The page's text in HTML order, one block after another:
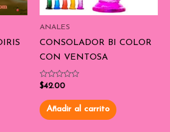
ANALES
CONSOLADOR BI COLOR
CON VENTOSA
Valorado
de
5
$42.00
Añadir al carrito